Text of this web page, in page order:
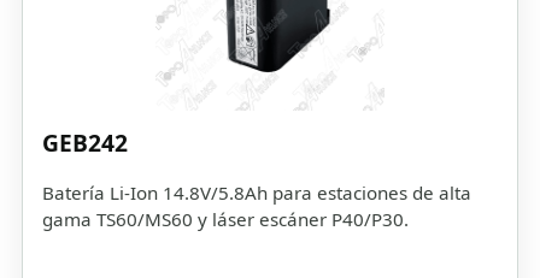
GEB242
Batería Li-Ion 14.8V/5.8Ah para estaciones de alta
gama TS60/MS60 y láser escáner P40/P30.